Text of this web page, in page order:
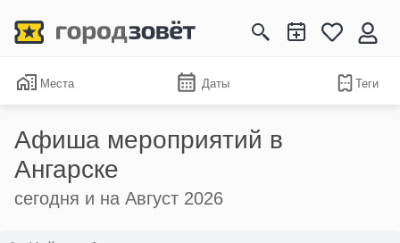
Места Даты Теги
Афиша мероприятий в
Ангарске
сегодня и на Август 2026